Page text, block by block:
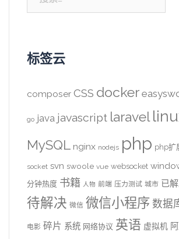
索：
标签云
composer CSS docker
go java javascript laravel
MySQL nginx nodejs php php扩
socket svn swoole vue websocket
分钟热度 书籍 人物 前端 压力测试 城市 已
待解决 微信 微信小程序 数据
电影 碎片 系统 网络协议 英语 虚拟机